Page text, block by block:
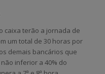
terão a jornada de
um total de 30 horas por
demais bancários que
inferior a 40% do